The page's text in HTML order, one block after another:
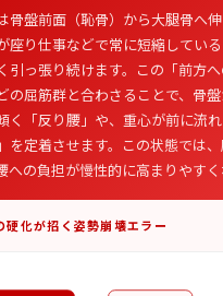
骨盤前面（恥骨）から大腿骨へ伸
座り仕事などで常に短縮してい
引っ張り続けます。この「前方
の屈筋群と合わさることで、骨
く「反り腰」や、重心が前に流
を定着させます。この状態では
への負担が慢性的に高まりやすく
硬化が招く姿勢崩壊エラー